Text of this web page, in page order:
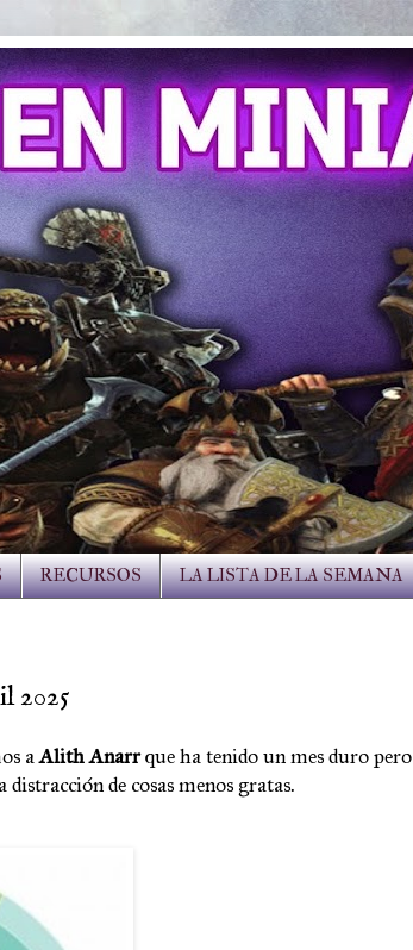
RECURSOS LA LISTA DE LA SEMANA
2025
aAlith Anarrque ha tenido un mes duro pero
de cosas menos gratas.